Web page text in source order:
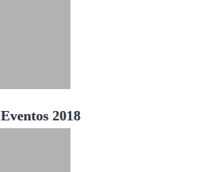
Eventos 2018